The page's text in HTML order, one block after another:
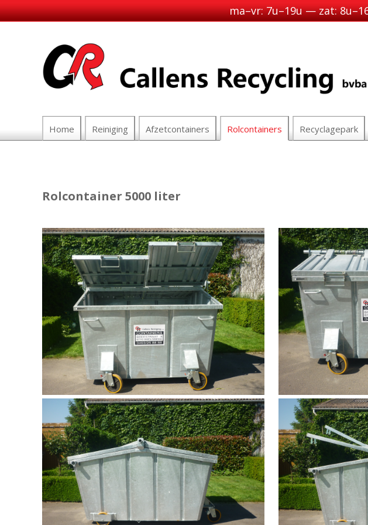
ma–vr: 7u–19u — zat:
Home Reiniging Afzetcontainers Rolcontainers Recyclagepark
Rolcontainer 5000 liter